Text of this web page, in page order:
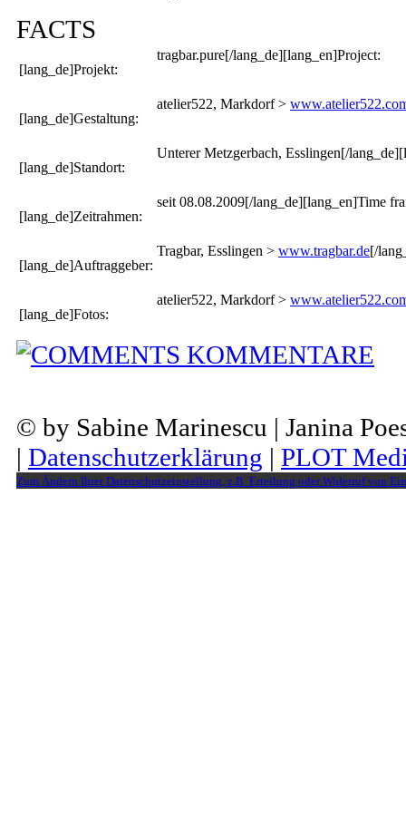
FACTS
[lang_de]Projekt:
tragbar.pure[/lang_de][lang_en]Project:
[lang_de]Gestaltung:
atelier522, Markdorf >
[lang_de]Standort:
Unterer Metzgerbach, Esslingen[/
[lang_de]Zeitrahmen:
seit 08.08.2009[/lang_de][lang_en]Time
[lang_de]Auftraggeber:
Tragbar, Esslingen > www.tragbar.de[/
[lang_de]Fotos:
atelier522, Markdorf >
KOMMENTARE
© by Sabine Marinescu | Janina
| Datenschutzerklärung | PLOT
Zum Ändern Ihrer Datenschutzeinstellung, z.B. Erteilung oder Widerruf von